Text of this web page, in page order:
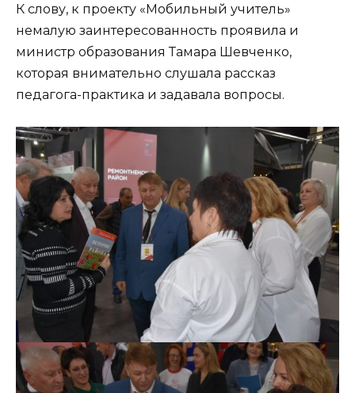
К слову, к проекту «Мобильный учитель»
немалую заинтересованность проявила и
министр образования Тамара Шевченко,
которая внимательно слушала рассказ
педагога-практика и задавала вопросы.